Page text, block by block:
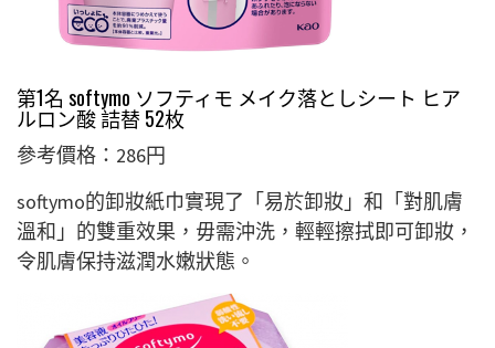
第1名 softymo ソフティモ メイク落としシート ヒア
ルロン酸 詰替 52枚
參考價格：286円
softymo的卸妝紙巾實現了「易於卸妝」和「對肌膚
溫和」的雙重效果，毋需沖洗，輕輕擦拭即可卸妝，
令肌膚保持滋潤水嫩狀態。